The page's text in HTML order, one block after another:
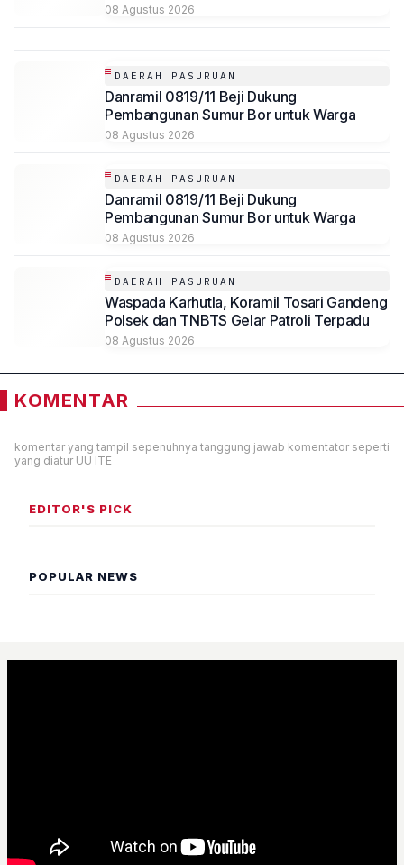
08 Agustus 2026
DAERAH PASURUAN
Danramil 0819/11 Beji Dukung
Pembangunan Sumur Bor untuk Warga
08 Agustus 2026
DAERAH PASURUAN
Danramil 0819/11 Beji Dukung
Pembangunan Sumur Bor untuk Warga
08 Agustus 2026
DAERAH PASURUAN
Waspada Karhutla, Koramil Tosari Gandeng
Polsek dan TNBTS Gelar Patroli Terpadu
08 Agustus 2026
KOMENTAR
komentar yang tampil sepenuhnya tanggung jawab komentator seperti
yang diatur UU ITE
EDITOR'S PICK
POPULAR NEWS